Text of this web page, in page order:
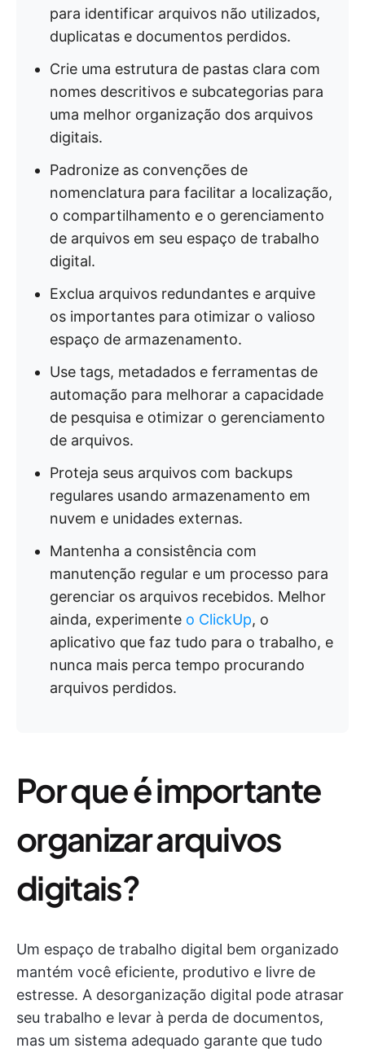
para identificar arquivos não utilizados,
duplicatas e documentos perdidos.
Crie uma estrutura de pastas clara com
nomes descritivos e subcategorias para
uma melhor organização dos arquivos
digitais.
Padronize as convenções de
nomenclatura para facilitar a localização,
o compartilhamento e o gerenciamento
de arquivos em seu espaço de trabalho
digital.
Exclua arquivos redundantes e arquive
os importantes para otimizar o valioso
espaço de armazenamento.
Use tags, metadados e ferramentas de
automação para melhorar a capacidade
de pesquisa e otimizar o gerenciamento
de arquivos.
Proteja seus arquivos com backups
regulares usando armazenamento em
nuvem e unidades externas.
Mantenha a consistência com
manutenção regular e um processo para
gerenciar os arquivos recebidos. Melhor
ainda, experimente o ClickUp, o
aplicativo que faz tudo para o trabalho, e
nunca mais perca tempo procurando
arquivos perdidos.
Por que é importante
organizar arquivos
digitais?
Um espaço de trabalho digital bem organizado
mantém você eficiente, produtivo e livre de
estresse. A desorganização digital pode atrasar
seu trabalho e levar à perda de documentos,
mas um sistema adequado garante que tudo